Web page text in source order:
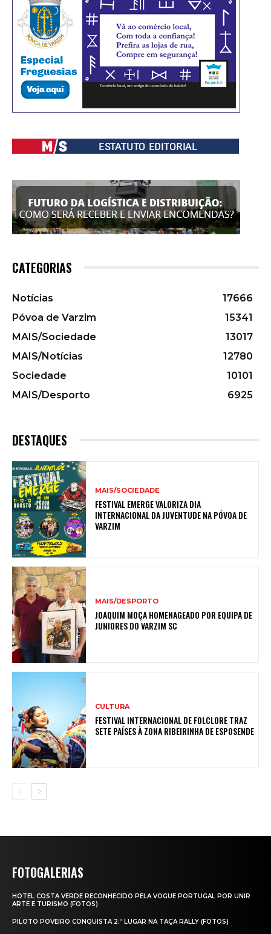
CATEGORIAS
Notícias
17666
Póvoa de Varzim
15341
MAIS/Sociedade
13017
MAIS/Notícias
12780
Sociedade
10101
MAIS/Desporto
6925
DESTAQUES
MAIS/SOCIEDADE
FESTIVAL EMERGE VALORIZA DIA
INTERNACIONAL DA JUVENTUDE NA PÓVOA DE
VARZIM
MAIS/DESPORTO
JOAQUIM MOÇA HOMENAGEADO POR EQUIPA DE
JUNIORES DO VARZIM SC
CULTURA
FESTIVAL INTERNACIONAL DE FOLCLORE TRAZ
SETE PAÍSES À ZONA RIBEIRINHA DE ESPOSENDE
FOTOGALERIAS
HOTEL COSTA VERDE RECONHECIDO PELA VOGUE PORTUGAL POR UNIR
ARTE E TURISMO (FOTOS)
PILOTO POVEIRO CONQUISTA 2.º LUGAR NA TAÇA RALLY (FOTOS)